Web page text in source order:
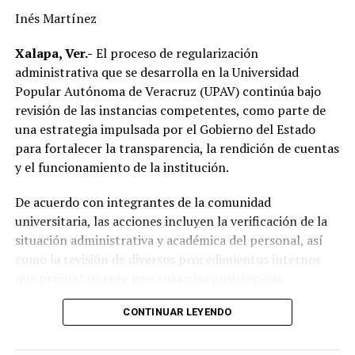
acuerdos alcanzados destaca la continuidad de los
trabajos de sustitución de postes, renovación de líneas
eléctricas y cambio de transformadores, acciones que
forman parte del programa de modernización de la
infraestructura eléctrica que impulsa la CFE en el
municipio.
Destacó que, en apenas siete meses, la inversión ejercida
por la Comisión Federal de Electricidad en Alvarado
supera la realizada durante los últimos diez años,
reflejando el resultado de las gestiones emprendidas por
la actual administración municipal para atender una de
las principales demandas de la población.
gestionando recursos y proyectos que contribuyan al
desarrollo del municipio y al bienestar de las familias
alvaradeñas”.
Inés Martínez
Xalapa, Ver.- El proceso de regularización
administrativa que se desarrolla en la Universidad
Popular Autónoma de Veracruz (UPAV) continúa bajo
revisión de las instancias competentes, como parte de
una estrategia impulsada por el Gobierno del Estado
para fortalecer la transparencia, la rendición de cuentas
y el funcionamiento de la institución.
De acuerdo con integrantes de la comunidad
universitaria, las acciones incluyen la verificación de la
situación administrativa y académica del personal, así
como la revisión de diversos procedimientos internos
Entre los aspectos que son objeto de análisis se
simultáneas en distintos centros de estudio, la
CONTINUAR LEYENDO